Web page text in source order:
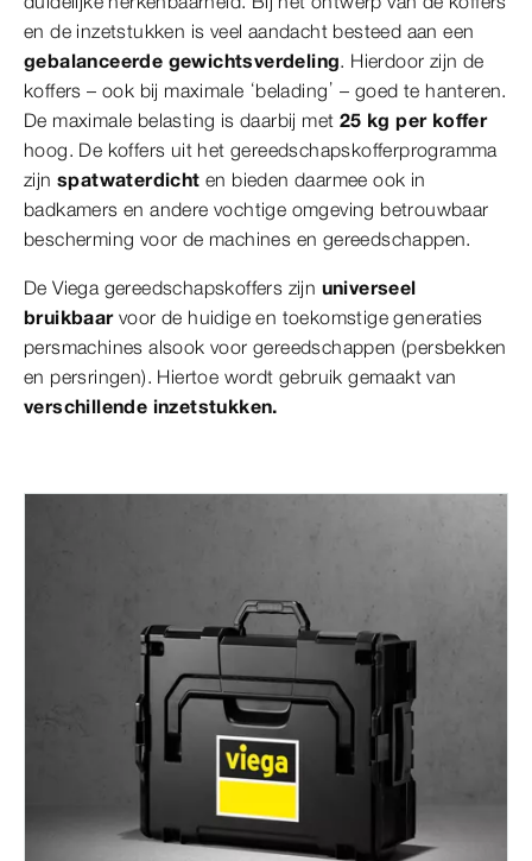
en de inzetstukken is veel aandacht besteed aan een
gebalanceerde gewichtsverdeling. Hierdoor zijn de
koffers – ook bij maximale ‘belading’ – goed te hanteren.
De maximale belasting is daarbij met 25 kg per koffer
hoog. De koffers uit het gereedschapskofferprogramma
zijn spatwaterdicht en bieden daarmee ook in
badkamers en andere vochtige omgeving betrouwbaar
bescherming voor de machines en gereedschappen.
De Viega gereedschapskoffers zijn universeel
bruikbaarvoor de huidige en toekomstige generaties
persmachines alsook voor gereedschappen (persbekken
en persringen). Hiertoe wordt gebruik gemaakt van
verschillende inzetstukken.